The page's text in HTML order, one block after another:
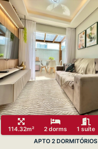
114.32m² 2 dorms 1 suíte
APTO 2 DORMITÓRIOS